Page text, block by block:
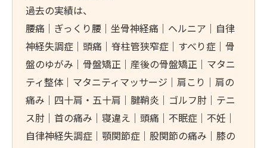
過去の実績は、
腰痛｜ぎっくり腰｜坐骨神経痛｜ヘルニア｜自律
神経失調症｜頭痛｜脊柱管狭窄症｜すべり症｜骨
盤のゆがみ｜骨盤矯正｜産後の骨盤矯正｜マタニ
ティ整体｜マタニティマッサージ｜肩こり｜肩の
痛み｜四十肩・五十肩｜腱鞘炎｜ゴルフ肘｜テニ
ス肘｜首の痛み｜寝違え｜頭痛｜不眠症｜不妊｜
自律神経失調症｜顎関節症｜股関節の痛み｜膝の